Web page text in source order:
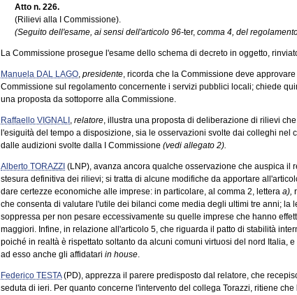
Atto n. 226.
(Rilievi alla I Commissione).
(Seguito dell'esame, ai sensi dell'articolo 96-ter, comma 4, del
La Commissione prosegue l'esame dello schema di decreto in oggetto,
Manuela DAL LAGO, presidente, ricorda che la Commissione deve
Commissione sul regolamento concernente i servizi pubblici locali; chiede
una proposta da sottoporre alla Commissione.
Raffaello VIGNALI , relatore, illustra una proposta di deliberazione di rilievi
l'esiguità del tempo a disposizione, sia le osservazioni svolte dai colleghi nel
dalle audizioni svolte dalla I Commissione (vedi allegato 2).
Alberto TORAZZI (LNP), avanza ancora qualche osservazione che auspica il
stesura definitiva dei rilievi; si tratta di alcune modifiche da apportare
dare certezze economiche alle imprese: in particolare, al comma 2, lettera a),
che consenta di valutare l'utile dei bilanci come media degli ultimi tre anni; la
soppressa per non pesare eccessivamente su quelle imprese che hanno
maggiori. Infine, in relazione all'articolo 5, che riguarda il patto di stabilità
poiché in realtà è rispettato soltanto da alcuni comuni virtuosi del nord Italia,
ad esso anche gli affidatari in house.
Federico TESTA(PD), apprezza il parere predisposto dal relatore, che
seduta di ieri. Per quanto concerne l'intervento del collega Torazzi, ritiene